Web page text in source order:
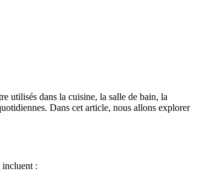
utilisés dans la cuisine, la salle de bain, la
Dans cet article, nous allons explorer
incluent :